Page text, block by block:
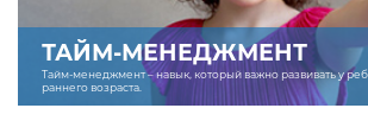
ТАЙМ-МЕНЕДЖМЕНТ
Тайм-менеджмент – навык, который важно развивать у
раннего возраста.